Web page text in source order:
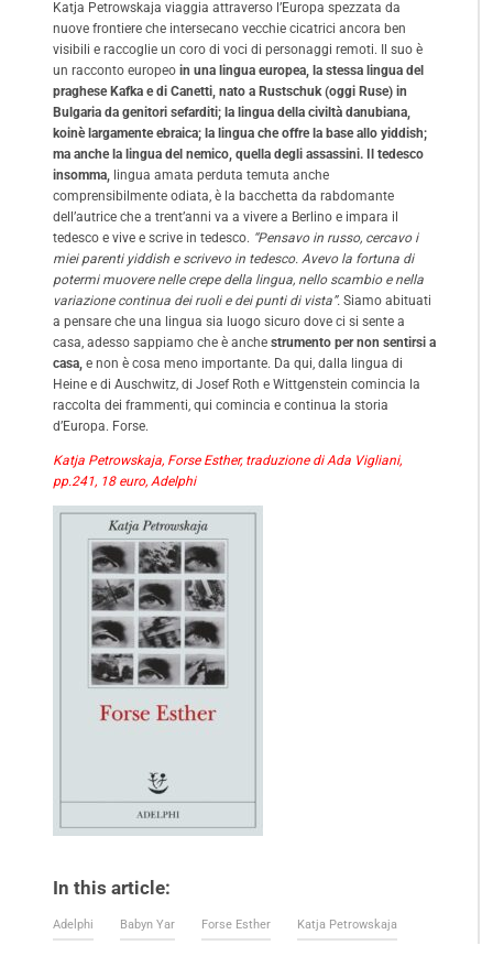
Katja Petrowskaja viaggia attraverso l’Europa spezzata da
nuove frontiere che intersecano vecchie cicatrici ancora ben
visibili e raccoglie un coro di voci di personaggi remoti. Il suo è
un racconto europeo in una lingua europea, la stessa lingua del
praghese Kafka e di Canetti, nato a Rustschuk (oggi Ruse) in
Bulgaria da genitori sefarditi; la lingua della civiltà danubiana,
koinè largamente ebraica; la lingua che offre la base allo yiddish;
ma anche la lingua del nemico, quella degli assassini.
Il tedesco
insomma, lingua amata perduta temuta anche
comprensibilmente odiata, è la bacchetta da rabdomante
dell’autrice che a trent’anni va a vivere a Berlino e impara il
tedesco e vive e scrive in tedesco. “Pensavo in russo, cercavo i
miei parenti yiddish e scrivevo in tedesco. Avevo la fortuna di
potermi muovere nelle crepe della lingua, nello scambio e nella
variazione continua dei ruoli e dei punti di vista”. Siamo abituati
a pensare che una lingua sia luogo sicuro dove ci si sente a
casa, adesso sappiamo che è anche strumento per non sentirsi a
casa, e non è cosa meno importante. Da qui, dalla lingua di
Heine e di Auschwitz, di Josef Roth e Wittgenstein comincia la
raccolta dei frammenti, qui comincia e continua la storia
d’Europa. Forse.
Katja Petrowskaja, Forse Esther, traduzione di Ada Vigliani,
pp.241, 18 euro, Adelphi
In this article:
Adelphi Babyn Yar Forse Esther Katja Petrowskaja